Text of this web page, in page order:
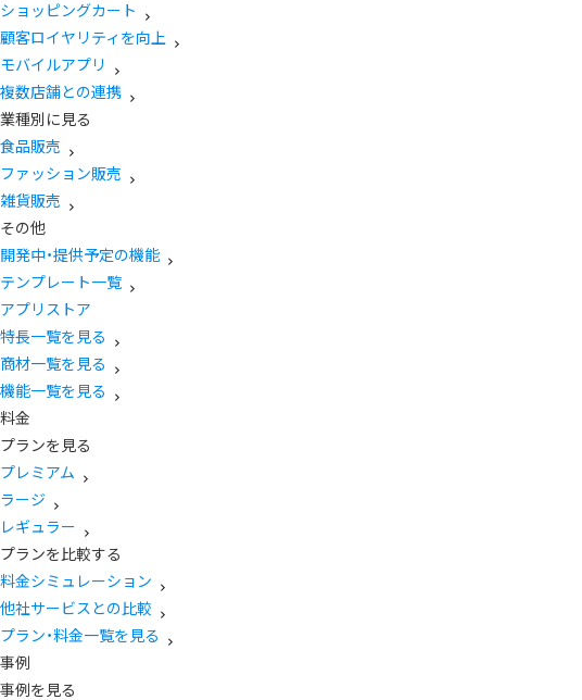
ショッピングカート
顧客ロイヤリティを向上
モバイルアプリ
複数店舗との連携
業種別に見る
食品販売
ファッション販売
雑貨販売
その他
開発中・提供予定の機能
テンプレート一覧
アプリストア
特長一覧を見る
商材一覧を見る
機能一覧を見る
料金
プランを見る
プレミアム
ラージ
レギュラー
プランを比較する
料金シミュレーション
他社サービスとの比較
プラン・料金一覧を見る
事例
事例を見る